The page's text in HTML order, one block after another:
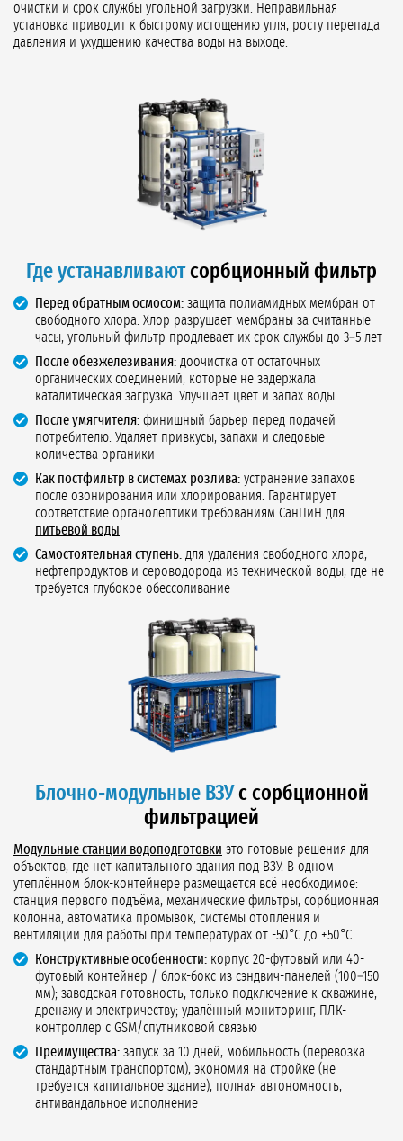
очистки и срок службы угольной загрузки. Неправильная
установка приводит к быстрому истощению угля, росту перепада
давления и ухудшению качества воды на выходе.
Где устанавливаютсорбционный фильтр
Перед обратным осмосом: защита полиамидных мембран от
свободного хлора. Хлор разрушает мембраны за считанные
часы, угольный фильтр продлевает их срок службы до 3–5 лет
После обезжелезивания: доочистка от остаточных
органических соединений, которые не задержала
каталитическая загрузка. Улучшает цвет и запах воды
После умягчителя: финишный барьер перед подачей
потребителю. Удаляет привкусы, запахи и следовые
количества органики
Как постфильтр в системах розлива: устранение запахов
после озонирования или хлорирования. Гарантирует
соответствие органолептики требованиям СанПиН для
питьевой воды
Самостоятельная ступень: для удаления свободного хлора,
нефтепродуктов и сероводорода из технической воды, где не
требуется глубокое обессоливание
Блочно-модульные ВЗУс сорбционной
фильтрацией
Модульные станции водоподготовки это готовые решения для
объектов, где нет капитального здания под ВЗУ. В одном
утеплённом блок-контейнере размещается всё необходимое:
станция первого подъёма, механические фильтры, сорбционная
колонна, автоматика промывок, системы отопления и
вентиляции для работы при температурах от -50°C до +50°C.
Конструктивные особенности: корпус 20-футовый или 40-
футовый контейнер / блок-бокс из сэндвич-панелей (100–150
мм); заводская готовность, только подключение к скважине,
дренажу и электричеству; удалённый мониторинг, ПЛК-
контроллер с GSM/спутниковой связью
Преимущества: запуск за 10 дней, мобильность (перевозка
стандартным транспортом), экономия на стройке (не
требуется капитальное здание), полная автономность,
антивандальное исполнение